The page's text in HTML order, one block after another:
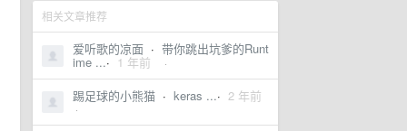
相关文章推荐
爱听歌的凉面 · 带你跳出坑爹的Runt
ime ...· 1 年前 ·
踢足球的小熊猫 · keras ...· 2 年前
·